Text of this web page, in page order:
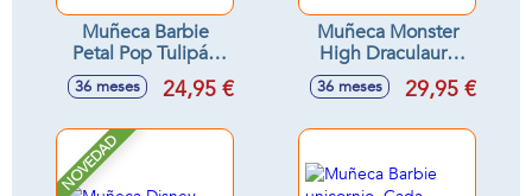
Muñeca Barbie
Petal Pop Tulipán
Rosa 32x12x12 cm
36 meses 24,95 €
Muñeca Monster
High Draculaura
Con Accesorios.
12x8x8 cm
36 meses 29,95 €
NOVEDAD